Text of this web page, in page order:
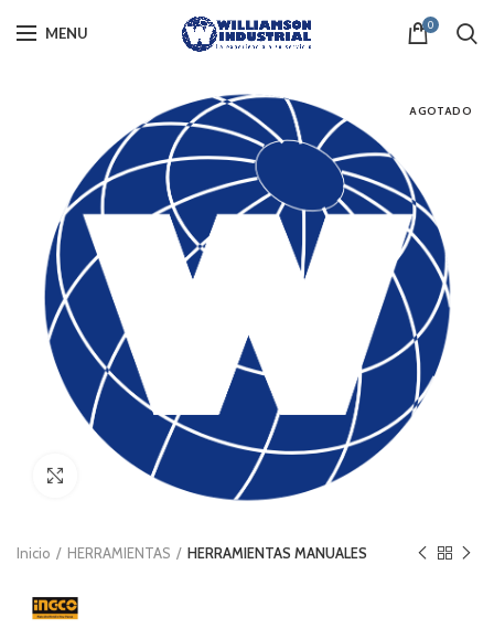
MENU 0
AGOTADO
Click to enlarge
Inicio HERRAMIENTAS HERRAMIENTAS MANUALES